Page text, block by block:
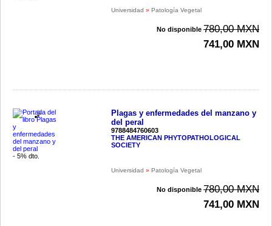
Universidad »Patología Vegetal
No disponible 780,00 MXN
741,00 MXN
- 5% dto.
Plagas y enfermedades del manzano y
del peral
9788484760603
THE AMERICAN PHYTOPATHOLOGICAL
SOCIETY
Universidad »Patología Vegetal
No disponible 780,00 MXN
741,00 MXN